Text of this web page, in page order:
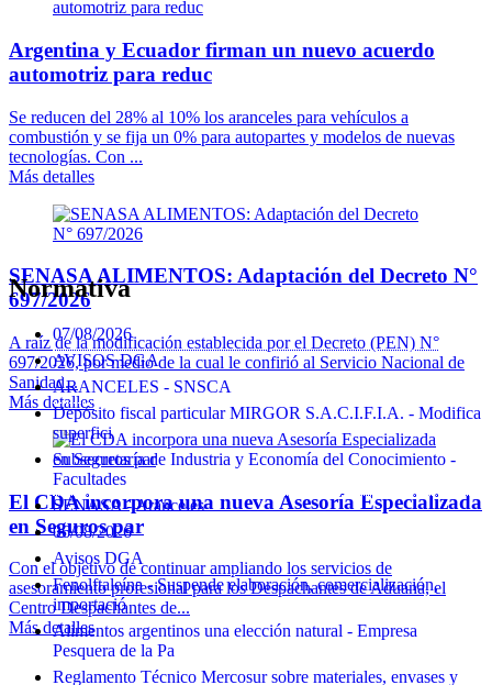
Argentina y Ecuador firman un nuevo acuerdo
automotriz para reduc
Se reducen del 28% al 10% los aranceles para vehículos a
combustión y se fija un 0% para autopartes y modelos de nuevas
tecnologías. Con ...
Más detalles
SENASA ALIMENTOS: Adaptación del Decreto N°
697/2026
A raíz de la modificación establecida por el Decreto (PEN) N°
697/2026, por medio de la cual le confirió al Servicio Nacional de
Sanidad...
Más detalles
El CDA incorpora una nueva Asesoría Especializada
en Seguros par
Con el objetivo de continuar ampliando los servicios de
asesoramiento profesional para los Despachantes de Aduana, el
Centro Despachantes de...
Más detalles
Normativa
07/08/2026
AVISOS DGA
ARANCELES - SNSCA
Depósito fiscal particular MIRGOR S.A.C.I.F.I.A. - Modifica
superfici
Subsecretaría de Industria y Economía del Conocimiento -
Facultades
SENASA - Aranceles
06/08/2026
Avisos DGA
Fenolftaleína - Suspende elaboración, comercialización,
importació
Alimentos argentinos una elección natural - Empresa
Pesquera de la Pa
Reglamento Técnico Mercosur sobre materiales, envases y